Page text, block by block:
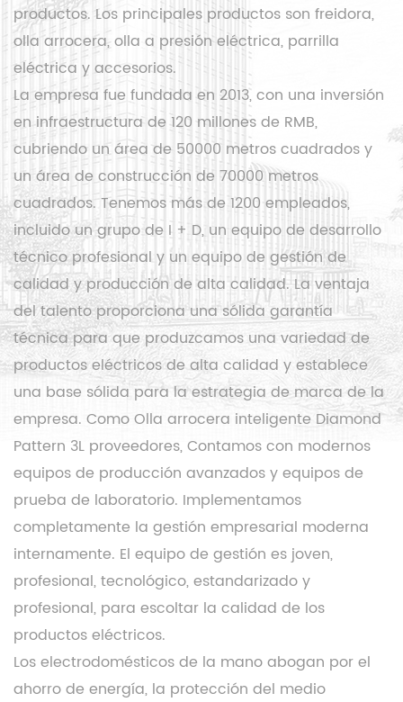
productos. Los principales productos son freidora,
olla arrocera, olla a presión eléctrica, parrilla
eléctrica y accesorios.
La empresa fue fundada en 2013, con una inversión
en infraestructura de 120 millones de RMB,
cubriendo un área de 50000 metros cuadrados y
un área de construcción de 70000 metros
cuadrados. Tenemos más de 1200 empleados,
incluido un grupo de I + D, un equipo de desarrollo
técnico profesional y un equipo de gestión de
calidad y producción de alta calidad. La ventaja
del talento proporciona una sólida garantía
técnica para que produzcamos una variedad de
productos eléctricos de alta calidad y establece
una base sólida para la estrategia de marca de la
empresa. ComoOlla arrocera inteligente Diamond
Pattern 3L proveedores, Contamos con modernos
equipos de producción avanzados y equipos de
prueba de laboratorio. Implementamos
completamente la gestión empresarial moderna
internamente. El equipo de gestión es joven,
profesional, tecnológico, estandarizado y
profesional, para escoltar la calidad de los
productos eléctricos.
Los electrodomésticos de la mano abogan por el
ahorro de energía, la protección del medio